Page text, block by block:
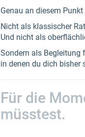
Genau an diesem
Nicht als klassischer
Und nicht als
Sondern als Begleitung
in denen du dich bisher
Für die
müsstest.